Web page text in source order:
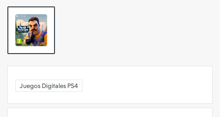
Juegos Digitales PS4